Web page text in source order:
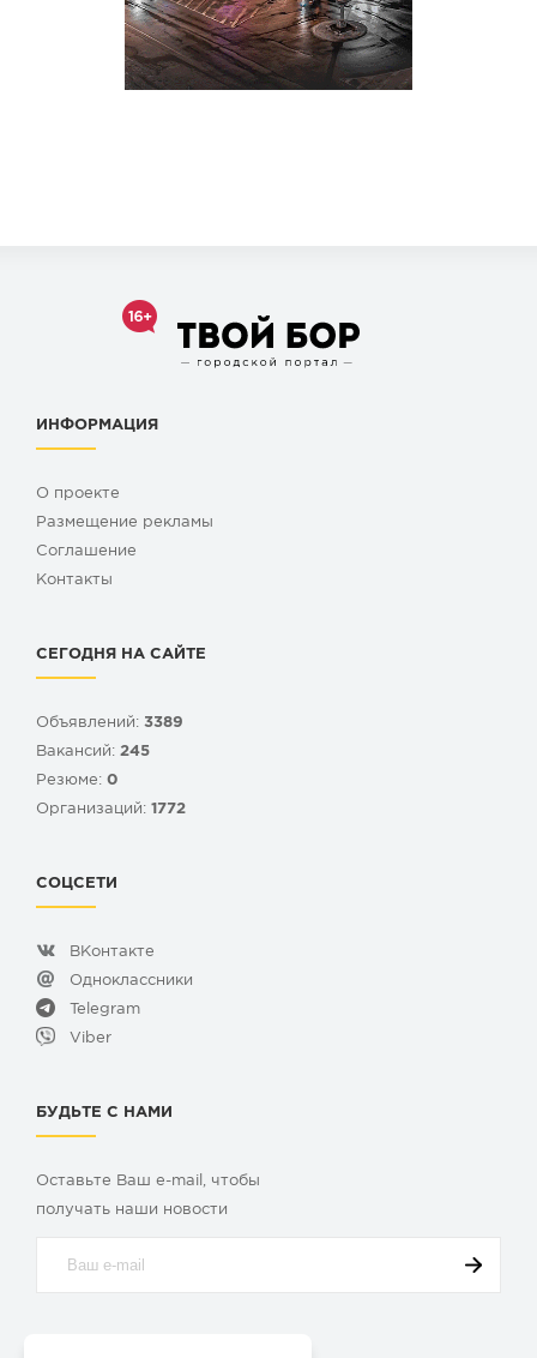
ИНФОРМАЦИЯ
О проекте
Размещение рекламы
Cоглашение
Контакты
СЕГОДНЯ НА САЙТЕ
Объявлений: 3389
Вакансий: 245
Резюме: 0
Организаций: 1772
СОЦСЕТИ
ВКонтакте
Одноклассники
Telegram
Viber
БУДЬТЕ С НАМИ
Оставьте Ваш e-mail, чтобы
получать наши новости